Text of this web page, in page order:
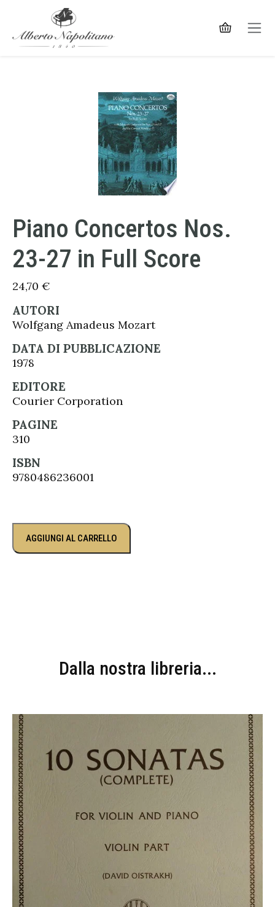
Piano Concertos Nos.
23-27 in Full Score
24,70 €
AUTORI
Wolfgang Amadeus Mozart
DATA DI PUBBLICAZIONE
1978
EDITORE
Courier Corporation
PAGINE
310
ISBN
9780486236001
AGGIUNGI AL CARRELLO
Dalla nostra libreria...